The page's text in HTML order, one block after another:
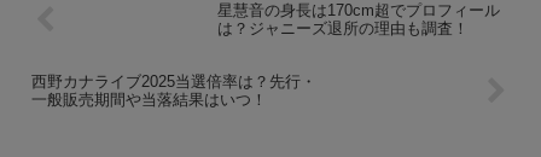
星慧音の身長は170cm超でプロフィール
は？ジャニーズ退所の理由も調査！
西野カナライブ2025当選倍率は？先行・
一般販売期間や当落結果はいつ！